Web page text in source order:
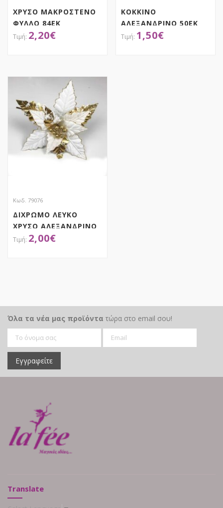
ΧΡΥΣΟ ΜΑΚΡΟΣΤΕΝΟ
ΦΥΛΛΟ 84ΕΚ
2,20€
ΚΟΚΚΙΝΟ
ΑΛΕΞΑΝΔΡΙΝΟ 50ΕΚ
ΚΑΡΩ (ΜΑΥΡΟ-ΛΕΥΚΟ)
1,50€
Κωδ. 79076
ΔΙΧΡΩΜΟ ΛΕΥΚΟ
ΧΡΥΣΟ ΑΛΕΞΑΝΔΡΙΝΟ
35ΕΚ2,00€
Όλα τα νέα μας προϊόντα τώρα στο email σου!
Εγγραφείτε
Translate